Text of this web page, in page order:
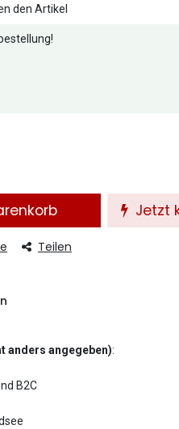
den Artikel
Jetzt
Teilen
anders angegeben):
B2C